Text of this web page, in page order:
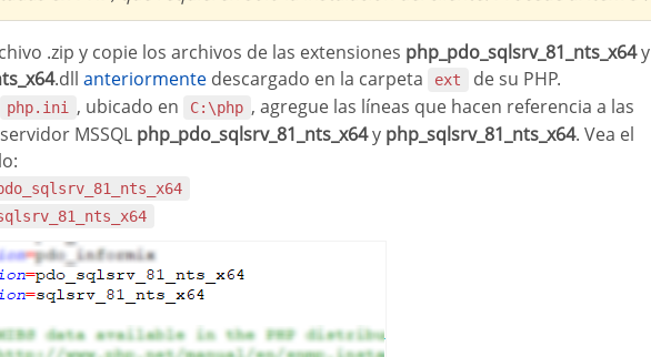
.zip y copie los archivos de las extensiones php_pdo_sqlsrv_81_nts_x64y
.dll anteriormente descargado en la carpeta ext
de su PHP.
php.ini , ubicado en C:\php , agregue las líneas que hacen referencia a las
MSSQL php_pdo_sqlsrv_81_nts_x64y php_sqlsrv_81_nts_x64. Vea el